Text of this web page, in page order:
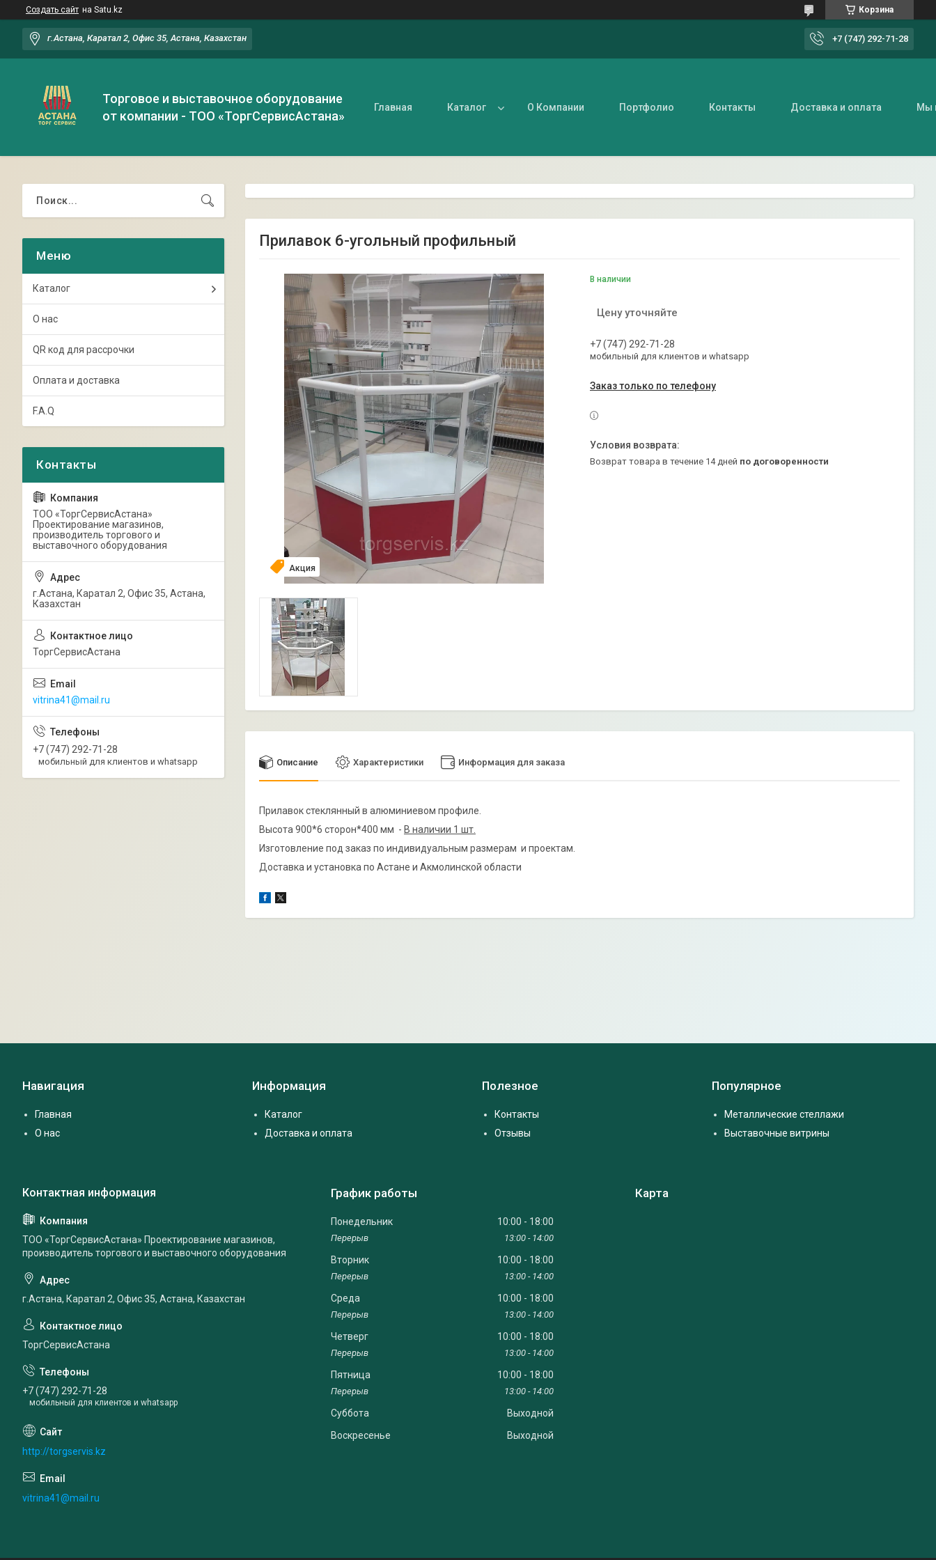
Создать сайт на Satu.kz Корзина
г.Астана, Каратал 2, Офис 35, Астана, Казахстан +7 (747) 292-71-28
Торговое и выставочное оборудование
от компании - ТОО «ТоргСервисАстана»
Главная Каталог О Компании Портфолио Контакты Доставка и оплата Мы
Прилавок 6-угольный профильный
Акция
В наличии
Цену уточняйте
+7 (747) 292-71-28
мобильный для клиентов и whatsapp
Заказ только по телефону
возврат товара в течение 14 дней по договоренности
Описание Характеристики Информация для заказа
Прилавок стеклянный в алюминиевом профиле.
Высота 900*6 сторон*400 мм - В наличии 1 шт.
Изготовление под заказ по индивидуальным размерам и проектам.
Доставка и установка по Астане и Акмолинской области
Каталог
О нас
QR код для рассрочки
Оплата и доставка
F.A.Q
ТОО «ТоргСервисАстана»
Проектирование магазинов,
производитель торгового и
выставочного оборудования
г.Астана, Каратал 2, Офис 35, Астана,
Казахстан
ТоргСервисАстана
vitrina41@mail.ru
+7 (747) 292-71-28
мобильный для клиентов и whatsapp
Навигация
Главная
О нас
Информация
Каталог
Доставка и оплата
Полезное
Контакты
Отзывы
Популярное
Металлические стеллажи
Выставочные витрины
ТОО «ТоргСервисАстана» Проектирование магазинов,
производитель торгового и выставочного оборудования
г.Астана, Каратал 2, Офис 35, Астана, Казахстан
ТоргСервисАстана
+7 (747) 292-71-28
мобильный для клиентов и whatsapp
http://torgservis.kz
vitrina41@mail.ru
График работы
Понедельник 10:00 18:00
13:00 14:00
Вторник 10:00 18:00
13:00 14:00
Среда 10:00 18:00
13:00 14:00
Четверг 10:00 18:00
13:00 14:00
Пятница 10:00 18:00
13:00 14:00
Суббота
Выходной
Воскресенье
Выходной
Карта